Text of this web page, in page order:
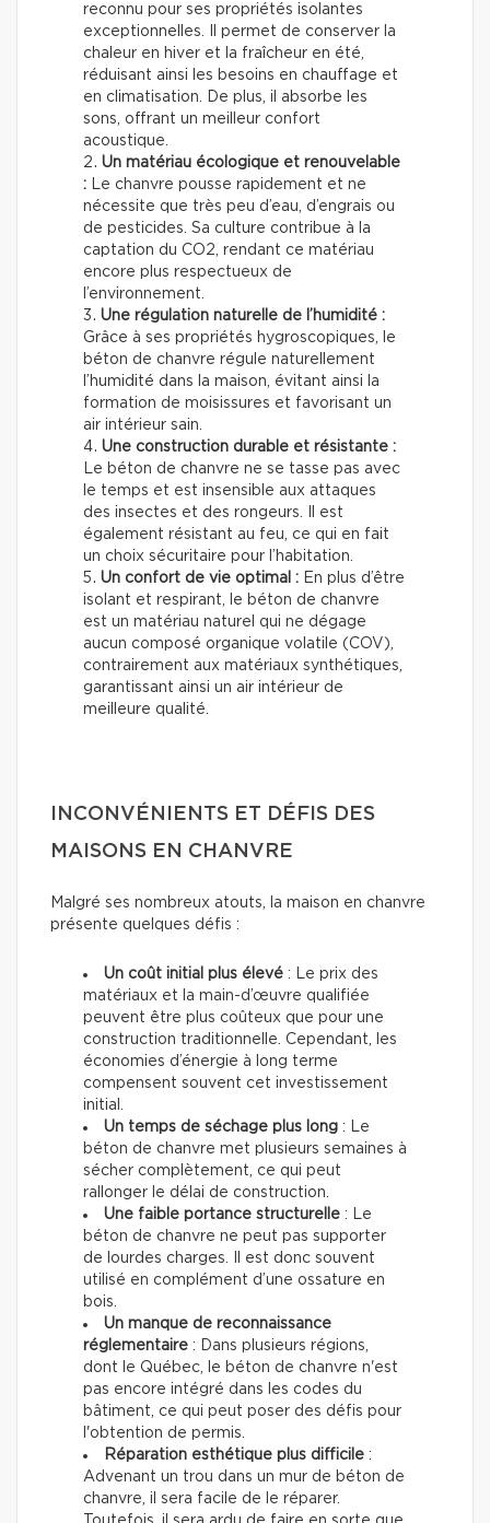
reconnu pour ses propriétés isolantes
exceptionnelles. Il permet de conserver la
chaleur en hiver et la fraîcheur en été,
réduisant ainsi les besoins en chauffage et
en climatisation. De plus, il absorbe les
sons, offrant un meilleur confort
acoustique.
Un matériau écologique et renouvelable
:
Le chanvre pousse rapidement et ne
nécessite que très peu d’eau, d’engrais ou
de pesticides. Sa culture contribue à la
captation du CO2, rendant ce matériau
encore plus respectueux de
l’environnement.
Une régulation naturelle de l’humidité :
Grâce à ses propriétés hygroscopiques, le
béton de chanvre régule naturellement
l’humidité dans la maison, évitant ainsi la
formation de moisissures et favorisant un
air intérieur sain.
Une construction durable et résistante :
Le béton de chanvre ne se tasse pas avec
le temps et est insensible aux attaques
des insectes et des rongeurs. Il est
également résistant au feu, ce qui en fait
un choix sécuritaire pour l’habitation.
Un confort de vie optimal : En plus d’être
isolant et respirant, le béton de chanvre
est un matériau naturel qui ne dégage
aucun composé organique volatile (COV),
contrairement aux matériaux synthétiques,
garantissant ainsi un air intérieur de
meilleure qualité.
INCONVÉNIENTS ET DÉFIS DES
MAISONS EN CHANVRE
Malgré ses nombreux atouts, la maison en chanvre
présente quelques défis :
Un coût initial plus élevé : Le prix des
matériaux et la main-d’œuvre qualifiée
peuvent être plus coûteux que pour une
construction traditionnelle. Cependant, les
économies d’énergie à long terme
compensent souvent cet investissement
initial.
Un temps de séchage plus long : Le
béton de chanvre met plusieurs semaines à
sécher complètement, ce qui peut
rallonger le délai de construction.
Une faible portance structurelle : Le
béton de chanvre ne peut pas supporter
de lourdes charges. Il est donc souvent
utilisé en complément d’une ossature en
bois.
Un manque de reconnaissance
réglementaire : Dans plusieurs régions,
dont le Québec, le béton de chanvre n'est
pas encore intégré dans les codes du
bâtiment, ce qui peut poser des défis pour
l'obtention de permis.
Réparation esthétique plus difficile :
Advenant un trou dans un mur de béton de
chanvre, il sera facile de le réparer.